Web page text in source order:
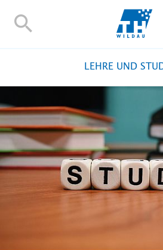
TH-
ALUMNI
HOCHSCHULE
INTERNATIONAL
BESCHÄFTIGTE
Kontakt und Anfahrt
LEHRE UND